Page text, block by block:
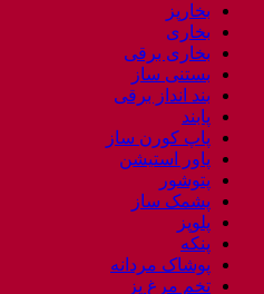
بخارپز
بخاری
بخاری برقی
بستنی ساز
بند انداز برقی
پابند
پاپ کورن ساز
پاور استیشن
پتوشور
پشمک ساز
پلوپز
پنکه
پوشاک مردانه
تخم مرغ پز